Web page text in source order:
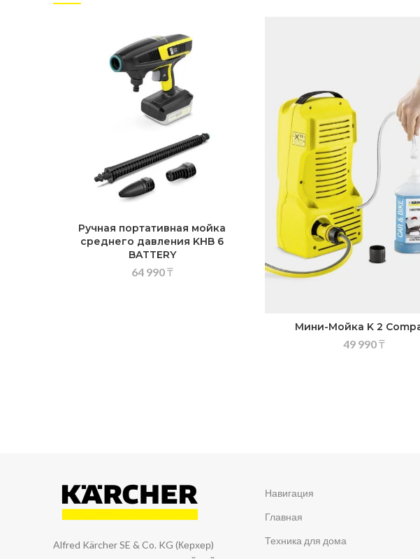
Ручная портативная мойка
среднего давления KHB 6
BATTERY
64 990₸
Мини-Мойка K 2
49 990₸
Alfred Kärcher SE & Co. KG (Керхер)
Навигация
Главная
Техника для дома